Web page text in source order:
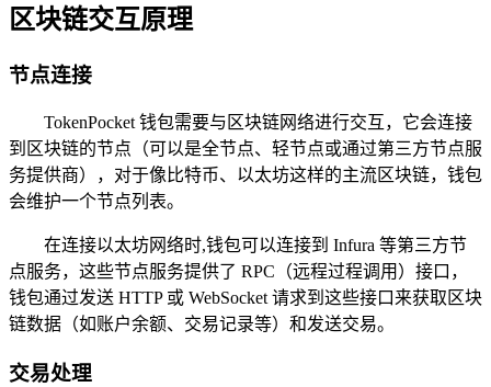
区块链交互原理
节点连接
TokenPocket 钱包需要与区块链网络进行交互，它会连接
到区块链的节点（可以是全节点、轻节点或通过第三方节点服
务提供商），对于像比特币、以太坊这样的主流区块链，钱包
会维护一个节点列表。
在连接以太坊网络时,钱包可以连接到 Infura 等第三方节
点服务，这些节点服务提供了 RPC（远程过程调用）接口，
钱包通过发送 HTTP 或 WebSocket 请求到这些接口来获取区块
链数据（如账户余额、交易记录等）和发送交易。
交易处理